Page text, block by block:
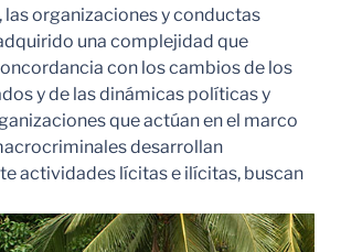
las organizaciones y conductas
una complejidad que
con los cambios de los
y de las dinámicas políticas y
que actúan en el marco
desarrollan
actividades lícitas e ilícitas, buscan